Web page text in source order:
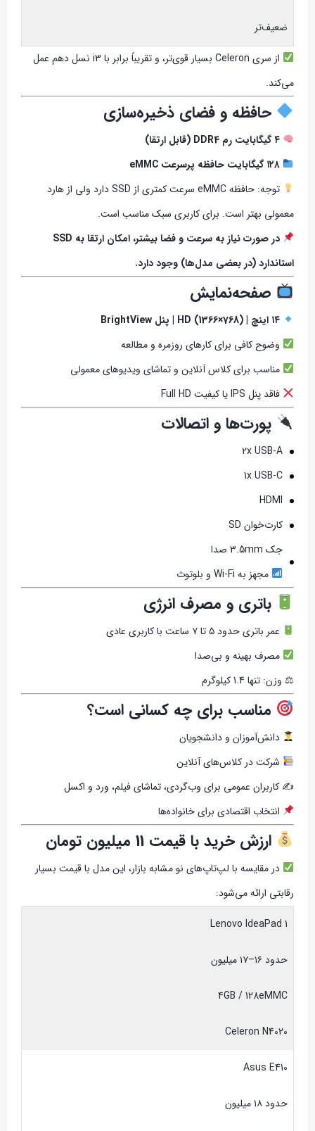
ضعیف‌تر
از سری Celeron بسیار قوی‌تر، و تقریباً برابر با i3 نسل دهم عمل
می‌کند.
حافظه و فضای ذخیره‌سازی
۴ گیگابایت رم DDR4 (قابل ارتقا)
۱۲۸ گیگابایت حافظه پرسرعت eMMC
توجه: حافظه eMMC سرعت کمتری از SSD دارد ولی از هارد
معمولی بهتر است. برای کاربری سبک مناسب است.
در صورت نیاز به سرعت و فضا بیشتر، امکان ارتقا به SSD
استاندارد (در بعضی مدل‌ها) وجود دارد.
صفحه‌نمایش
۱۴ اینچ | HD (1366×768) | پنل BrightView
وضوح کافی برای کارهای روزمره و مطالعه
مناسب برای کلاس آنلاین و تماشای ویدیوهای معمولی
فاقد پنل IPS یا کیفیت Full HD
پورت‌ها و اتصالات
2x USB-A
1x USB-C
HDMI
کارت‌خوان SD
جک 3.5mm صدا
مجهز به Wi-Fi و بلوتوث
باتری و مصرف انرژی
عمر باتری حدود ۵ تا ۷ ساعت با کاربری عادی
مصرف بهینه و بی‌صدا
⚖ وزن: تنها 1.4 کیلوگرم
مناسب برای چه کسانی است؟
دانش‌آموزان و دانشجویان
شرکت در کلاس‌های آنلاین
✍ کاربران عمومی برای وب‌گردی، تماشای فیلم، ورد و اکسل
انتخاب اقتصادی برای خانواده‌ها
ارزش خرید با قیمت 11 میلیون تومان
در مقایسه با لپ‌تاپ‌های نو مشابه بازار، این مدل با قیمت بسیار
رقابتی ارائه می‌شود:
Lenovo IdeaPad 1
حدود ۱۶–۱۷ میلیون
4GB / 128eMMC
Celeron N4020
Asus E410
حدود ۱۸ میلیون